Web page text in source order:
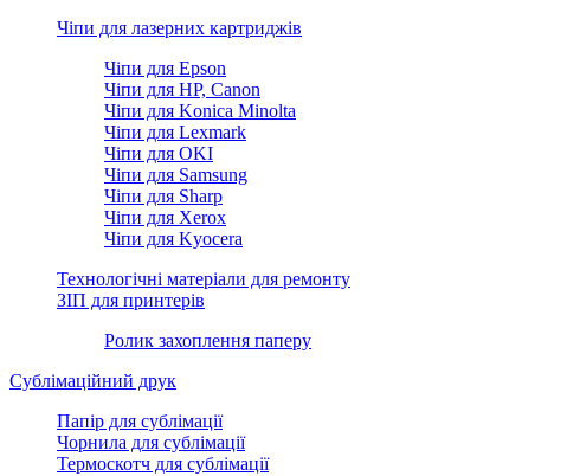
Чіпи для лазерних картриджів
Чіпи для Epson
Чіпи для HP, Canon
Чіпи для Konica Minolta
Чіпи для Lexmark
Чіпи для OKI
Чіпи для Samsung
Чіпи для Sharp
Чіпи для Xerox
Чіпи для Kyocera
Технологічні матеріали для ремонту
ЗІП для принтерів
Ролик захоплення паперу
Сублімаційний друк
Папір для сублімації
Чорнила для сублімації
Термоскотч для сублімації